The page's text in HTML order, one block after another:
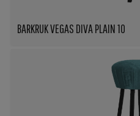
BARKRUK VEGAS DIVA PLAIN 10